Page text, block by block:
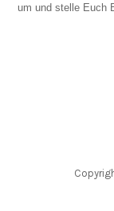
um und stelle Euch